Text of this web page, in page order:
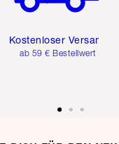
Kostenloser Versand
ab 59 € Bestellwert